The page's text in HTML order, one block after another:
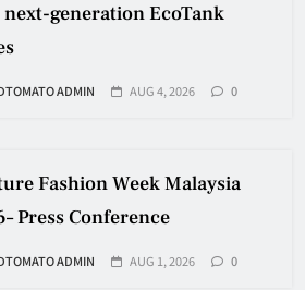
generation EcoTank
ADMIN AUG 4, 2026 0
Fashion Week Malaysia
Press Conference
ADMIN AUG 1, 2026 0